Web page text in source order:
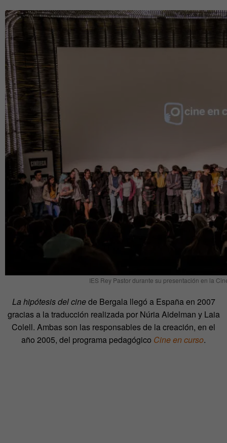
IES Rey Pastor durante su presentación en la
La hipótesis del cinede Bergala llegó a España en 2007
gracias a la traducción realizada por Núria Aidelman y Laia
Colell. Ambas son las responsables de la creación, en el
año 2005, del programa pedagógico Cine en curso.